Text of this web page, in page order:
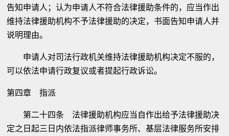
告知申请人；认为申请人不符合法律援助条件的，应当作出
维持法律援助机构不予法律援助的决定，书面告知申请人并
说明理由。
申请人对司法行政机关维持法律援助机构决定不服的，
可以依法申请行政复议或者提起行政诉讼。
第四章 指派
第二十四条 法律援助机构应当自作出给予法律援助决
定之日起三日内依法指派律师事务所、基层法律服务所安排